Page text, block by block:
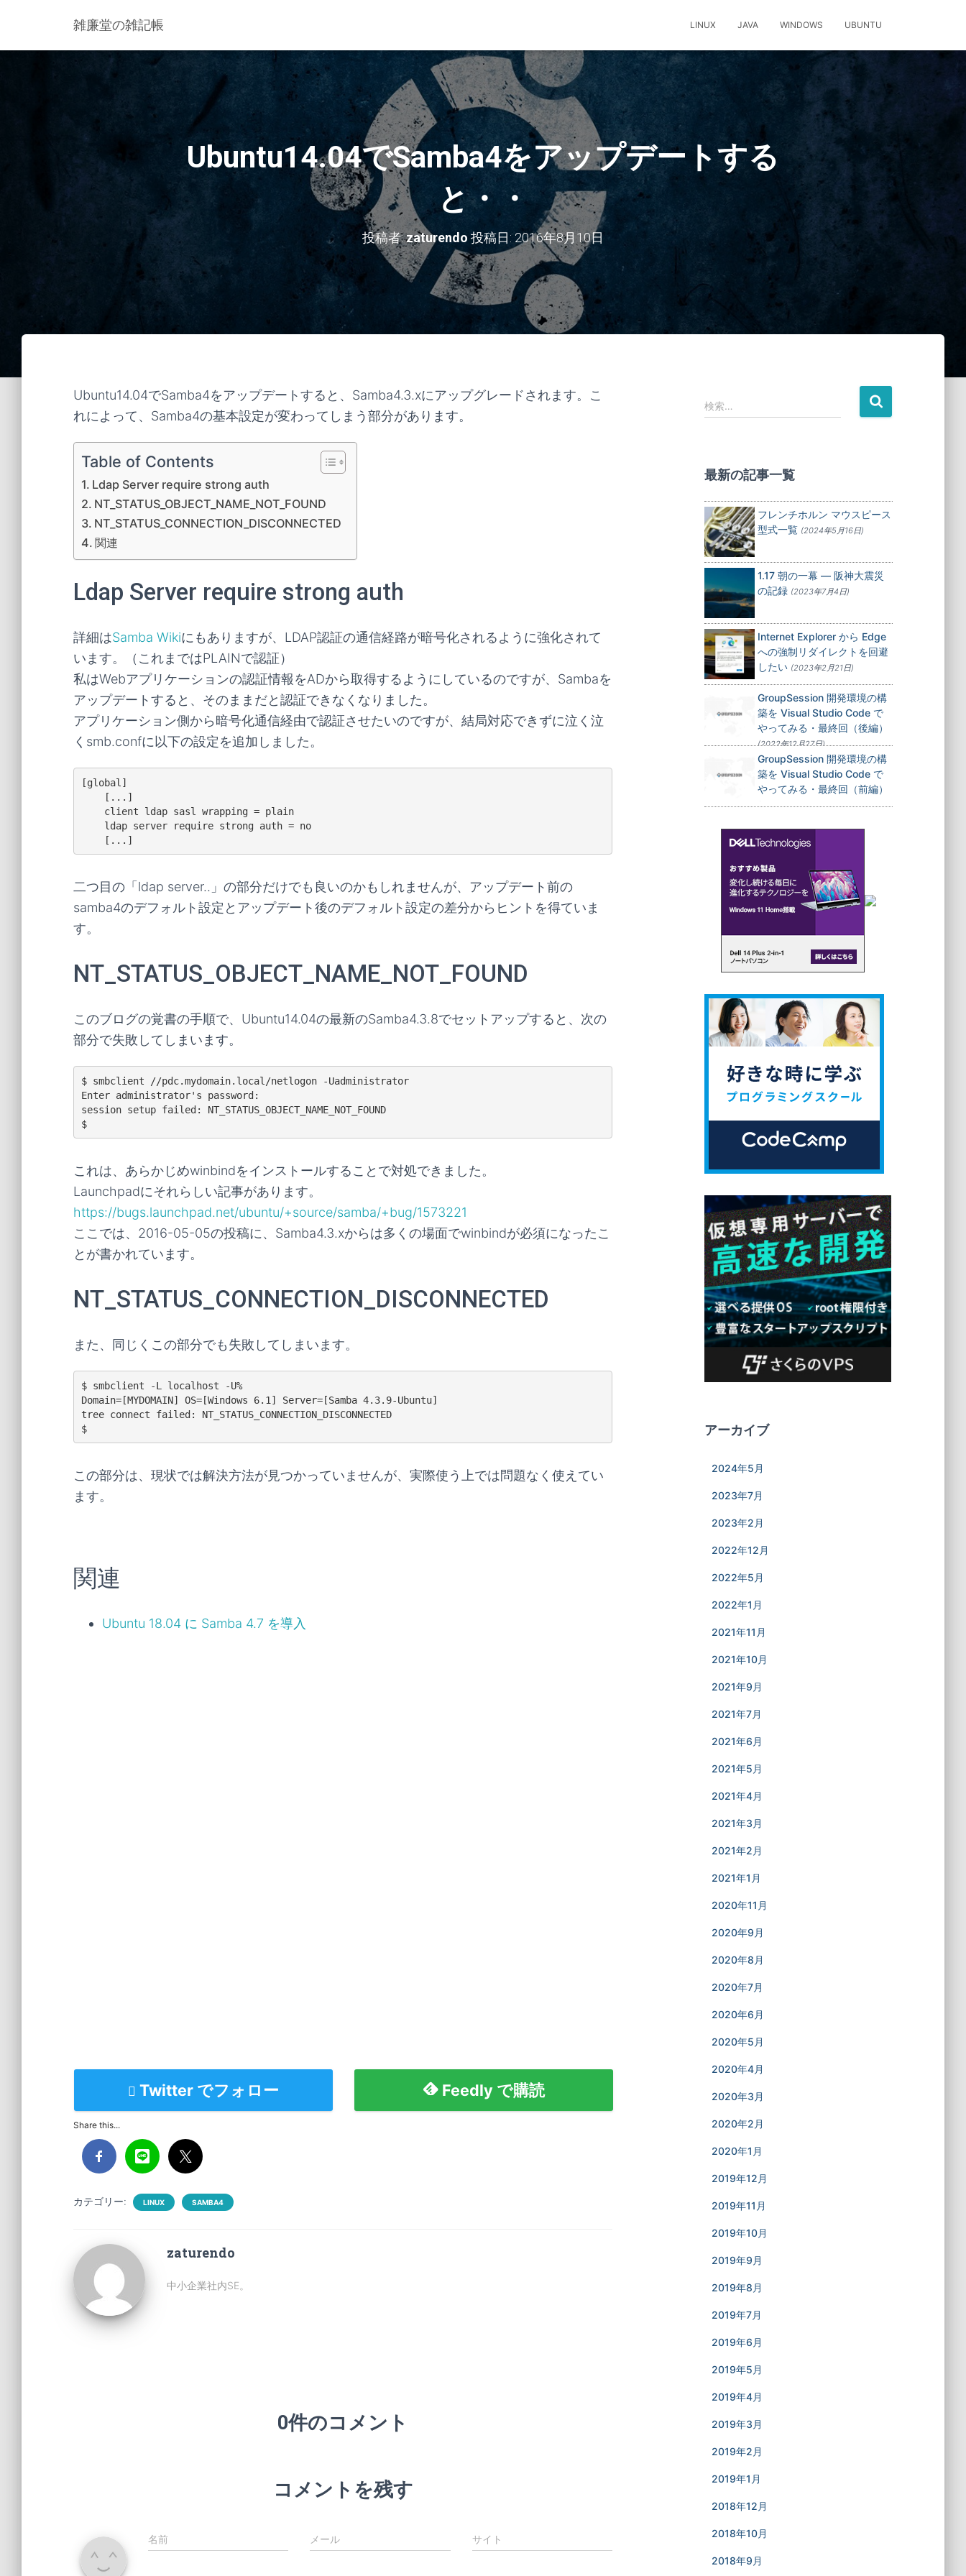
雑廉堂の雑記帳 LINUX JAVA WINDOWS UBUNTU
Ubuntu14.04でSamba4をアップデートする
と・・
投稿者:zaturendo 投稿日:2016年8月10日
Ubuntu14.04でSamba4をアップデートすると、Samba4.3.xにアップグレードされます。こ
れによって、Samba4の基本設定が変わってしまう部分があります。
Table of Contents
Ldap Server require strong auth
NT_STATUS_OBJECT_NAME_NOT_FOUND
NT_STATUS_CONNECTION_DISCONNECTED
関連
Ldap Server require strong auth
詳細はSamba Wikiにもありますが、LDAP認証の通信経路が暗号化されるように強化されて
います。（これまではPLAINで認証）
私はWebアプリケーションの認証情報をADから取得するようにしているのですが、Sambaを
アップデートすると、そのままだと認証できなくなりました。
アプリケーション側から暗号化通信経由で認証させたいのですが、結局対応できずに泣く泣
くsmb.confに以下の設定を追加しました。
[global]
    [...]
    client ldap sasl wrapping = plain
    ldap server require strong auth = no
二つ目の「ldap server..」の部分だけでも良いのかもしれませんが、アップデート前の
samba4のデフォルト設定とアップデート後のデフォルト設定の差分からヒントを得ていま
す。
NT_STATUS_OBJECT_NAME_NOT_FOUND
このブログの覚書の手順で、Ubuntu14.04の最新のSamba4.3.8でセットアップすると、次の
部分で失敗してしまいます。
$ smbclient //pdc.mydomain.local/netlogon -Uadministrator
Enter administrator's password:
session setup failed: NT_STATUS_OBJECT_NAME_NOT_FOUND
$
これは、あらかじめwinbindをインストールすることで対処できました。
Launchpadにそれらしい記事があります。
https://bugs.launchpad.net/ubuntu/+source/samba/+bug/1573221
ここでは、2016-05-05の投稿に、Samba4.3.xからは多くの場面でwinbindが必須になったこ
とが書かれています。
NT_STATUS_CONNECTION_DISCONNECTED
また、同じくこの部分でも失敗してしまいます。
$ smbclient -L localhost -U%
Domain=[MYDOMAIN] OS=[Windows 6.1] Server=[Samba 4.3.9-Ubuntu]
tree connect failed: NT_STATUS_CONNECTION_DISCONNECTED
$
この部分は、現状では解決方法が見つかっていませんが、実際使う上では問題なく使えてい
ます。
関連
Ubuntu 18.04 に Samba 4.7 を導入
Twitter でフォロー Feedly で購読
Share this...
カテゴリー: LINUX SAMBA4
zaturendo
中小企業社内SE。
0件のコメント
コメントを残す
名前 メール サイト
検
索
検索…
最新の記事一覧
フレンチホルン マウスピース
型式一覧 (2024年5月16日)
1.17 朝の一幕 — 阪神大震災
の記録 (2023年7月4日)
Internet Explorer から Edge
への強制リダイレクトを回避
したい (2023年2月21日)
GroupSession 開発環境の構
築を Visual Studio Code で
やってみる・最終回（後編）
(2022年12月27日)
GroupSession 開発環境の構
築を Visual Studio Code で
やってみる・最終回（前編）
(2022年12月24日)
アーカイブ
2024年5月
2023年7月
2023年2月
2022年12月
2022年5月
2022年1月
2021年11月
2021年10月
2021年9月
2021年7月
2021年6月
2021年5月
2021年4月
2021年3月
2021年2月
2021年1月
2020年11月
2020年9月
2020年8月
2020年7月
2020年6月
2020年5月
2020年4月
2020年3月
2020年2月
2020年1月
2019年12月
2019年11月
2019年10月
2019年9月
2019年8月
2019年7月
2019年6月
2019年5月
2019年4月
2019年3月
2019年2月
2019年1月
2018年12月
2018年10月
2018年9月